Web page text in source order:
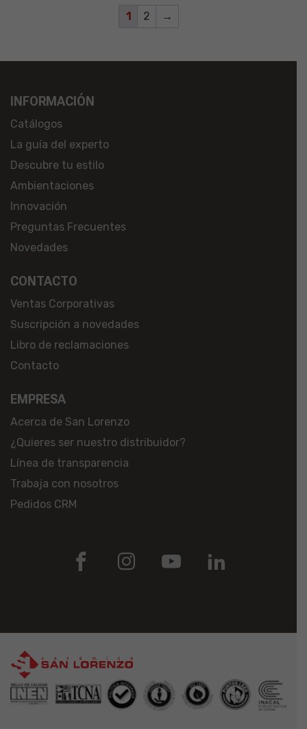
1 2 →
INFORMACIÓN
Catálogos
La guía del experto
Descubre tu estilo
Ambientaciones
Innovación
Preguntas Frecuentes
Novedades
CONTACTO
Ventas Corporativas
Suscripción a novedades
Libro de reclamaciones
Contacto
EMPRESA
Acerca de San Lorenzo
¿Quieres ser nuestro distribuidor?
Línea de transparencia
Trabaja con nosotros
Pedidos CRM